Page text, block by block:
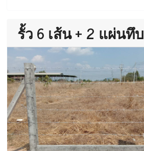
รั้ว 6 เส้น + 2 แผ่นทึบ